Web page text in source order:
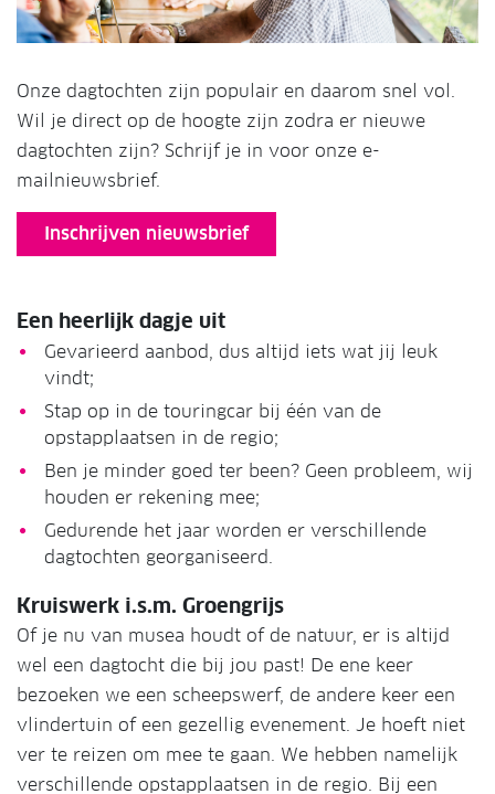
Onze dagtochten zijn populair en daarom snel vol.
Wil je direct op de hoogte zijn zodra er nieuwe
dagtochten zijn? Schrijf je in voor onze e-
mailnieuwsbrief.
Inschrijven nieuwsbrief
Een heerlijk dagje uit
Gevarieerd aanbod, dus altijd iets wat jij leuk
vindt;
Stap op in de touringcar bij één van de
opstapplaatsen in de regio;
Ben je minder goed ter been? Geen probleem, wij
houden er rekening mee;
Gedurende het jaar worden er verschillende
dagtochten georganiseerd.
Kruiswerk i.s.m. Groengrijs
Of je nu van musea houdt of de natuur, er is altijd
wel een dagtocht die bij jou past! De ene keer
bezoeken we een scheepswerf, de andere keer een
vlindertuin of een gezellig evenement. Je hoeft niet
ver te reizen om mee te gaan. We hebben namelijk
verschillende opstapplaatsen in de regio. Bij een